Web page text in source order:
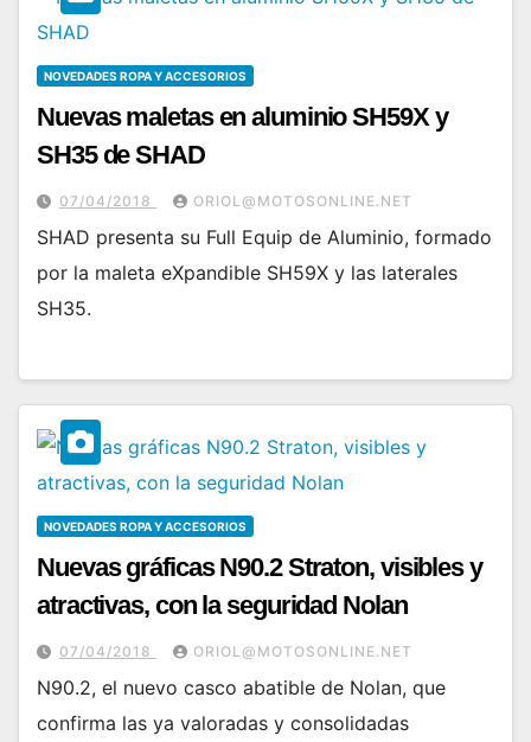
NOVEDADES ROPA Y ACCESORIOS
Nuevas maletas en aluminio SH59X y
SH35 de SHAD
07/04/2018 ORIOL@MOTOSONLINE.NET
SHAD presenta su Full Equip de Aluminio, formado
por la maleta eXpandible SH59X y las laterales
SH35.
NOVEDADES ROPA Y ACCESORIOS
Nuevas gráficas N90.2 Straton, visibles y
atractivas, con la seguridad Nolan
07/04/2018 ORIOL@MOTOSONLINE.NET
N90.2, el nuevo casco abatible de Nolan, que
confirma las ya valoradas y consolidadas